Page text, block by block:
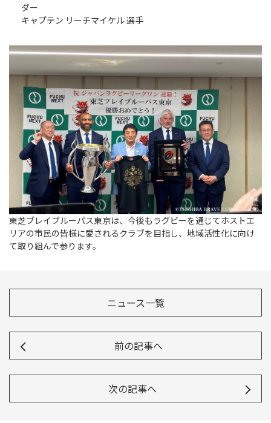
ダー
キャプテン リーチマイケル 選手
東芝ブレイブルーパス東京は、今後もラグビーを通じてホストエ
リアの市民の皆様に愛されるクラブを目指し、地域活性化に向け
て取り組んで参ります。
ニュース一覧
前の記事へ
次の記事へ